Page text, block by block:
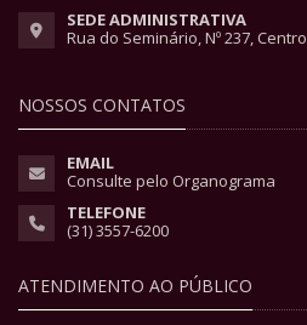
SEDE ADMINISTRATIVA
Rua do Seminário, Nº 237, Centro
NOSSOS CONTATOS
EMAIL
Consulte pelo Organograma
TELEFONE
(31) 3557-6200
ATENDIMENTO AO PÚBLICO